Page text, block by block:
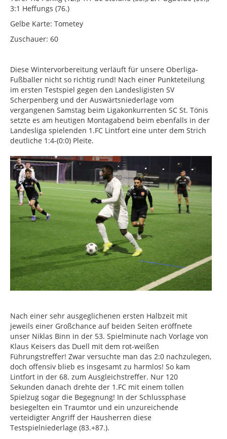
3:1 Heffungs (76.)
Gelbe Karte: Tometey
Zuschauer: 60
Diese Wintervorbereitung verläuft für unsere Oberliga-
Fußballer nicht so richtig rund! Nach einer Punkteteilung
im ersten Testspiel gegen den Landesligisten SV
Scherpenberg und der Auswärtsniederlage vom
vergangenen Samstag beim Ligakonkurrenten SC St. Tönis
setzte es am heutigen Montagabend beim ebenfalls in der
Landesliga spielenden 1.FC Lintfort eine unter dem Strich
deutliche 1:4-(0:0) Pleite.
Nach einer sehr ausgeglichenen ersten Halbzeit mit
jeweils einer Großchance auf beiden Seiten eröffnete
unser Niklas Binn in der 53. Spielminute nach Vorlage von
Klaus Keisers das Duell mit dem rot-weißen
Führungstreffer! Zwar versuchte man das 2:0 nachzulegen,
doch offensiv blieb es insgesamt zu harmlos! So kam
Lintfort in der 68. zum Ausgleichstreffer. Nur 120
Sekunden danach drehte der 1.FC mit einem tollen
Spielzug sogar die Begegnung! In der Schlussphase
besiegelten ein Traumtor und ein unzureichende
verteidigter Angriff der Hausherren diese
Testspielniederlage (83.+87.).